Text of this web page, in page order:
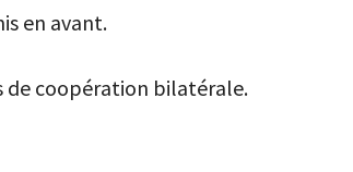
en avant.
de coopération bilatérale.